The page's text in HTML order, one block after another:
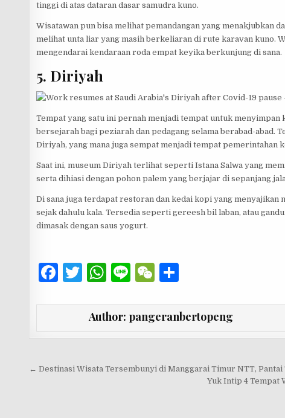
tinggi di atas dataran dasar samudra kuno.
Wisatawan pun bisa melihat pemandangan yang menakjubkan
melihat unta liar yang masih berkeliaran di rute karavan kuno.
mengendarai kendaraan roda empat keyika berkunjung di sana.
5. Diriyah
Tempat yang satu ini pernah menjadi tempat untuk menyimpan
bersejarah bagi peziarah dan pedagang selama berabad-abad.
Diriyah, yang mana juga sempat menjadi tempat pemerintahan
Saat ini, museum Diriyah terlihat seperti Istana Salwa yang
serta dihiasi dengan pohon palem yang berjajar di sepanjang
Di sana juga terdapat restoran dan kedai kopi yang menyajikan
sejak dahulu kala. Tersedia seperti gereesh bil laban, atau
dimasak dengan saus yogurt.
F
c
o
T
it
W
at
p
Li
e
W
C ar
Author: pangeranbertopeng
Navigasi pos
← Destinasi Wisata Tersembunyi di Manggarai Timur NTT, Pantai
Yuk Intip 4 Tempat